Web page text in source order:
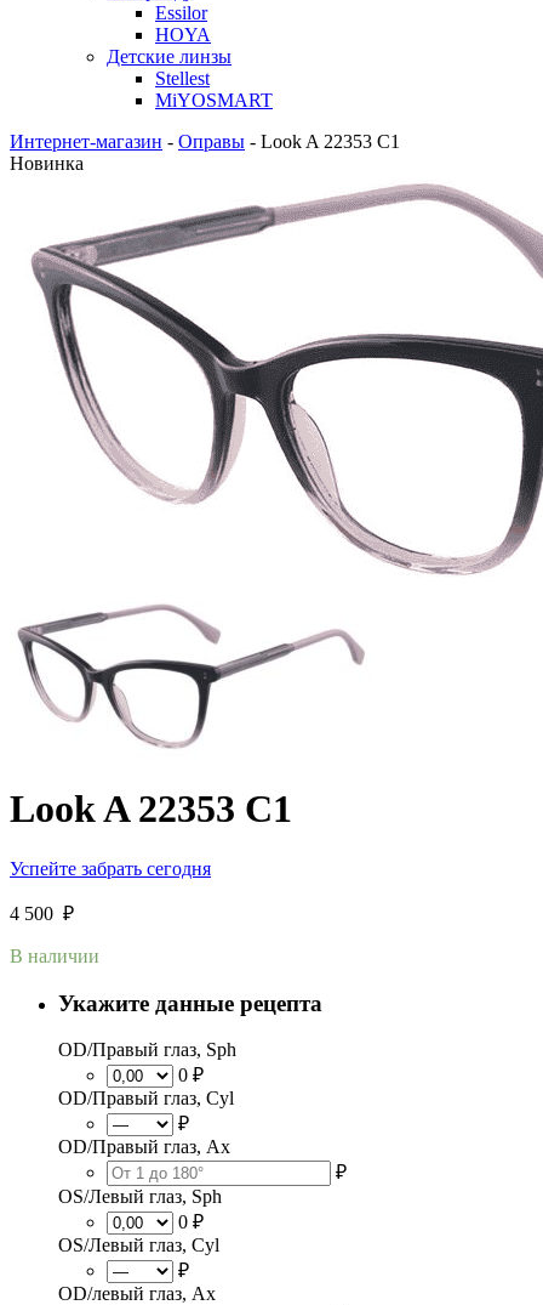
Essilor
HOYA
Детские линзы
Stellest
MiYOSMART
Интернет-магазин - Оправы - Look A 22353 C1
Новинка
Look A 22353 C1
Успейте забрать сегодня
4 500 ₽
В наличии
Укажите данные рецепта
OD/Правый глаз, Sph
0 ₽
OD/Правый глаз, Cyl
₽
OD/Правый глаз, Ax
₽
OS/Левый глаз, Sph
0 ₽
OS/Левый глаз, Cyl
₽
OD/левый глаз, Ax